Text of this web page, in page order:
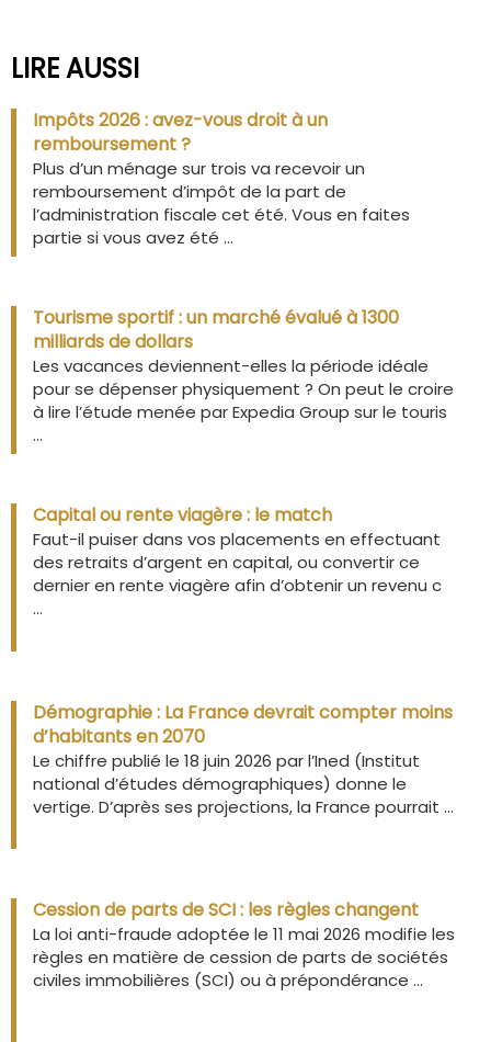
LIRE AUSSI
Impôts 2026 : avez-vous droit à un
remboursement ?
Plus d’un ménage sur trois va recevoir un
remboursement d’impôt de la part de
l’administration fiscale cet été. Vous en faites
partie si vous avez été ...
Tourisme sportif : un marché évalué à 1300
milliards de dollars
Les vacances deviennent-elles la période idéale
pour se dépenser physiquement ? On peut le croire
à lire l’étude menée par Expedia Group sur le touris
...
Capital ou rente viagère : le match
Faut-il puiser dans vos placements en effectuant
des retraits d’argent en capital, ou convertir ce
dernier en rente viagère afin d’obtenir un revenu c
...
Démographie : La France devrait compter moins
d’habitants en 2070
Le chiffre publié le 18 juin 2026 par l’Ined (Institut
national d’études démographiques) donne le
vertige. D’après ses projections, la France pourrait ...
Cession de parts de SCI : les règles changent
La loi anti-fraude adoptée le 11 mai 2026 modifie les
règles en matière de cession de parts de sociétés
civiles immobilières (SCI) ou à prépondérance ...